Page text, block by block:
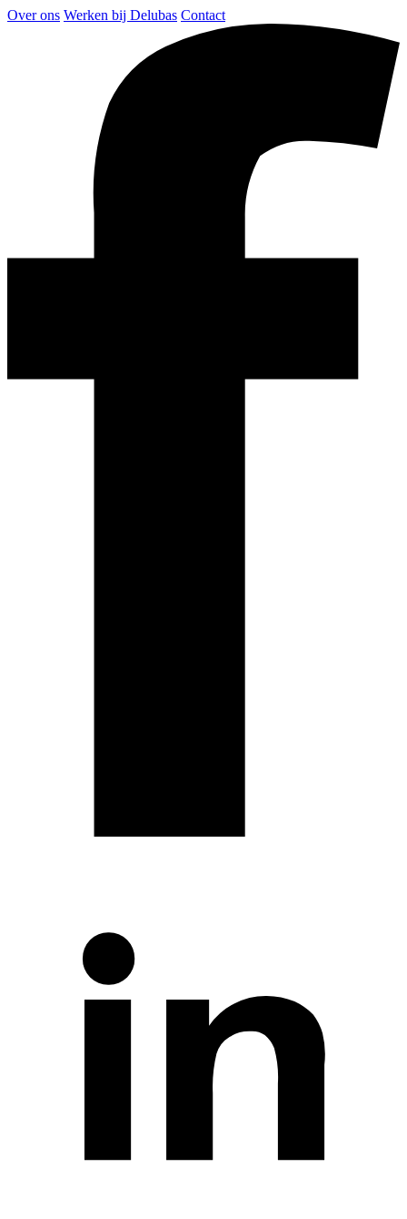
Over ons Werken bij Delubas Contact